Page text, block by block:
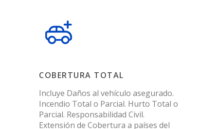
COBERTURA TOTAL
Incluye Daños al vehículo asegurado.
Incendio Total o Parcial. Hurto Total o
Parcial. Responsabilidad Civil.
Extensión de Cobertura a países del